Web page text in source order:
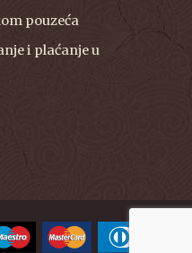
pouzeća
i plaćanje u